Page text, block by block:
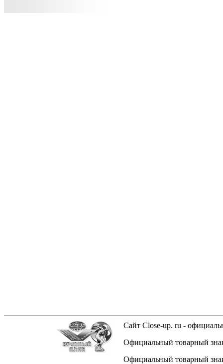
Сайт Close-up. ru -
Официальный товарный
Официальный товарный